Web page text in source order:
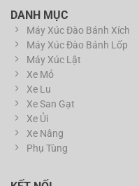
DANH MỤC
Máy Xúc Đào Bánh Xích
Máy Xúc Đào Bánh Lốp
Máy Xúc Lật
Xe Mỏ
Xe Lu
Xe San Gạt
Xe Ủi
Xe Nâng
Phụ Tùng